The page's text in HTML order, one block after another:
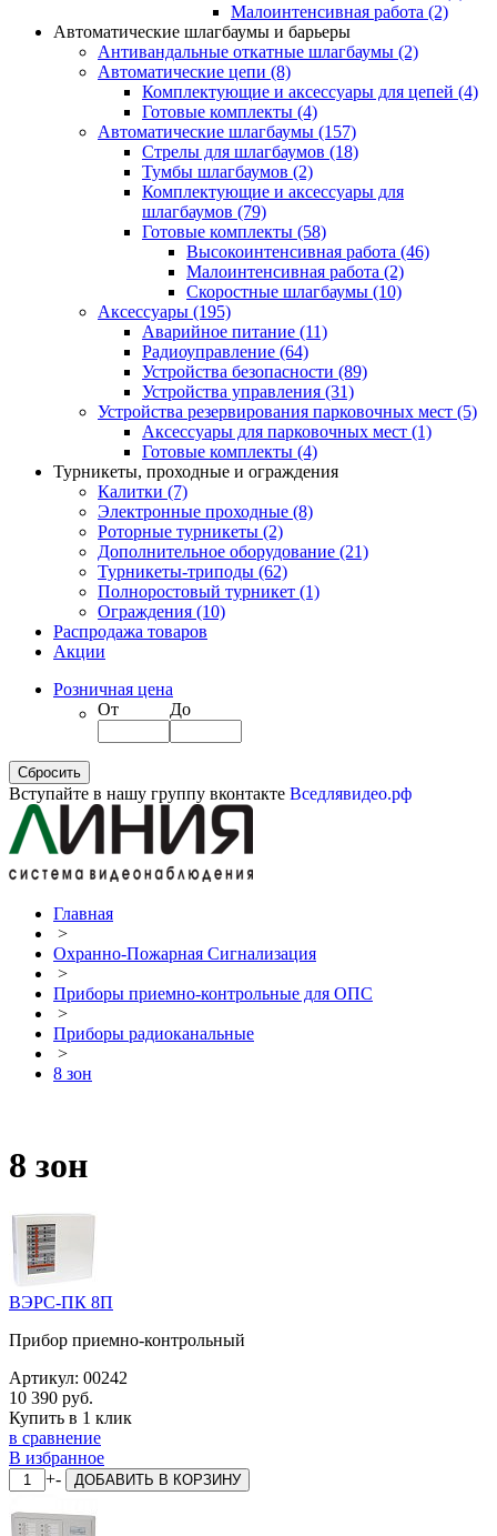
Малоинтенсивная работа (2)
Автоматические шлагбаумы и барьеры
Антивандальные откатные шлагбаумы (2)
Автоматические цепи (8)
Комплектующие и аксессуары для цепей (4)
Готовые комплекты (4)
Автоматические шлагбаумы (157)
Стрелы для шлагбаумов (18)
Тумбы шлагбаумов (2)
Комплектующие и аксессуары для
шлагбаумов (79)
Готовые комплекты (58)
Высокоинтенсивная работа (46)
Малоинтенсивная работа (2)
Скоростные шлагбаумы (10)
Аксессуары (195)
Аварийное питание (11)
Радиоуправление (64)
Устройства безопасности (89)
Устройства управления (31)
Устройства резервирования парковочных мест (5)
Аксессуары для парковочных мест (1)
Готовые комплекты (4)
Турникеты, проходные и ограждения
Калитки (7)
Электронные проходные (8)
Роторные турникеты (2)
Дополнительное оборудование (21)
Турникеты-триподы (62)
Полноростовый турникет (1)
Ограждения (10)
Распродажа товаров
Акции
Розничная цена
От
До
Вступайте в нашу группу вконтакте Вседлявидео.рф
Главная
>
Охранно-Пожарная Сигнализация
>
Приборы приемно-контрольные для ОПС
>
Приборы радиоканальные
>
8 зон
8 зон
ВЭРС-ПК 8П
Прибор приемно-контрольный
Артикул: 00242
10 390 руб.
Купить в 1 клик
в сравнение
В избранное
+- ДОБАВИТЬ В КОРЗИНУ